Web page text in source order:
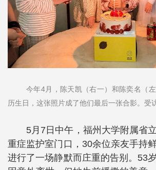
今年4月，陈天凯（右一）和陈奕名（
历生日，这张照片成了他们最后一张合影。受
5月7日中午，福州大学附属省
重症监护室门口，30余位亲友手持
进行了一场静默而庄重的告别。53